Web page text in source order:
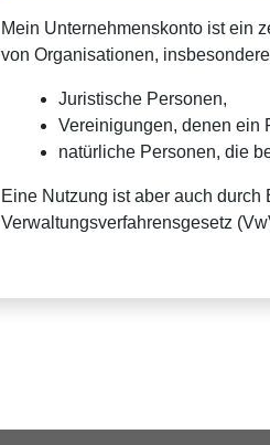
Mein Unternehmenskonto ist ein
von Organisationen,
Juristische Personen,
Vereinigungen, denen ein
natürliche Personen, die
Eine Nutzung ist aber auch
Verwaltungsverfahrensgesetz